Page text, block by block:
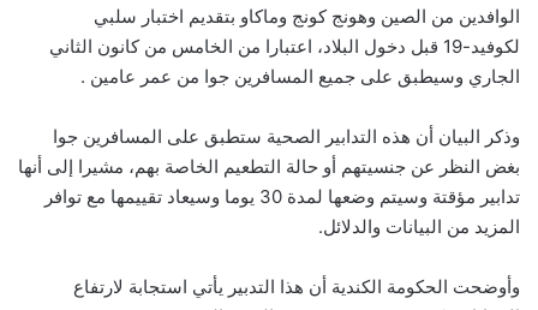
الوافدين من الصين وهونج كونج وماكاو بتقديم اختبار سلبي
لكوفيد-19 قبل دخول البلاد، اعتبارا من الخامس من كانون الثاني
الجاري وسيطبق على جميع المسافرين جوا من عمر عامين .
وذكر البيان أن هذه التدابير الصحية ستطبق على المسافرين جوا
بغض النظر عن جنسيتهم أو حالة التطعيم الخاصة بهم، مشيرا إلى أنها
تدابير مؤقتة وسيتم وضعها لمدة 30 يوما وسيعاد تقييمها مع توافر
المزيد من البيانات والدلائل.
وأوضحت الحكومة الكندية أن هذا التدبير يأتي استجابة لارتفاع